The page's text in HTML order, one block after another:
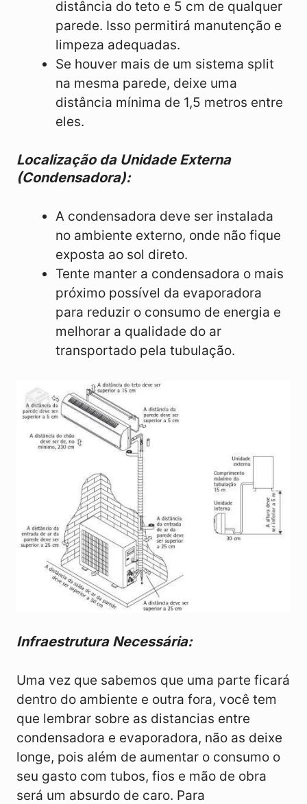
distância do teto e 5 cm de qualquer
parede. Isso permitirá manutenção e
limpeza adequadas.
Se houver mais de um sistema split
na mesma parede, deixe uma
distância mínima de 1,5 metros entre
eles.
Localização da Unidade Externa
(Condensadora):
A condensadora deve ser instalada
no ambiente externo, onde não fique
exposta ao sol direto.
Tente manter a condensadora o mais
próximo possível da evaporadora
para reduzir o consumo de energia e
melhorar a qualidade do ar
transportado pela tubulação.
Infraestrutura Necessária:
Uma vez que sabemos que uma parte ficará
dentro do ambiente e outra fora, você tem
que lembrar sobre as distancias entre
condensadora e evaporadora, não as deixe
longe, pois além de aumentar o consumo o
seu gasto com tubos, fios e mão de obra
será um absurdo de caro. Para